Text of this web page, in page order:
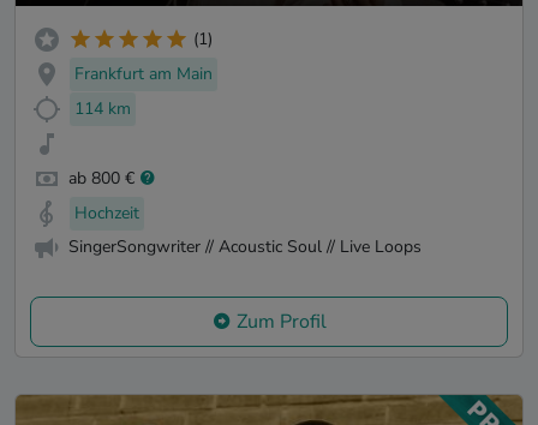
(1)
Frankfurt am Main
114 km
ab 800 €
Hochzeit
SingerSongwriter // Acoustic Soul // Live Loops
Zum Profil